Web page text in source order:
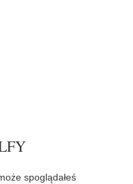
spoglądałeś